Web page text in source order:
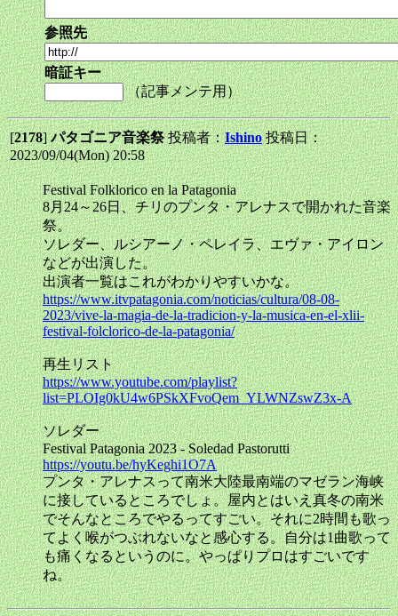
参照先
暗証キー
（記事メンテ用）
[2178]パタゴニア音楽祭投稿者：Ishino 投稿日：
2023/09/04(Mon) 20:58
Festival Folklorico en la Patagonia
8月24～26日、チリのプンタ・アレナスで開かれた音楽
祭。
ソレダー、ルシアーノ・ペレイラ、エヴァ・アイロン
などが出演した。
出演者一覧はこれがわかりやすいかな。
https://www.itvpatagonia.com/noticias/cultura/08-08-
2023/vive-la-magia-de-la-tradicion-y-la-musica-en-el-xlii-
festival-folclorico-de-la-patagonia/
再生リスト
https://www.youtube.com/playlist?
list=PLOIg0kU4w6PSkXFvoQem_YLWNZswZ3x-A
ソレダー
Festival Patagonia 2023 - Soledad Pastorutti
https://youtu.be/hyKeghi1O7A
プンタ・アレナスって南米大陸最南端のマゼラン海峡
に接しているところでしょ。屋内とはいえ真冬の南米
でそんなところでやるってすごい。それに2時間も歌っ
てよく喉がつぶれないなと感心する。自分は1曲歌って
も痛くなるというのに。やっぱりプロはすごいです
ね。